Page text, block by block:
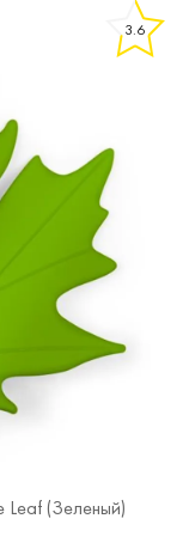
3.6
Leaf (Зеленый)